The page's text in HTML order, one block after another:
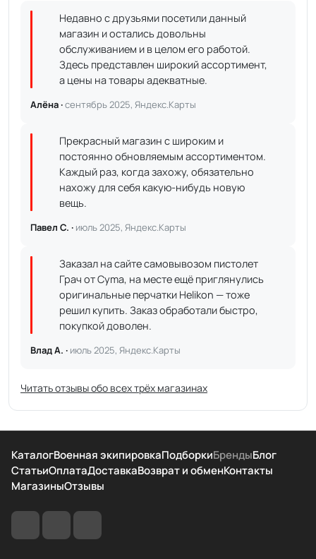
Недавно с друзьями посетили данный
магазин и остались довольны
обслуживанием и в целом его работой.
Здесь представлен широкий ассортимент,
а цены на товары адекватные.
Алёна ·сентябрь 2025, Яндекс.Карты
Прекрасный магазин с широким и
постоянно обновляемым ассортиментом.
Каждый раз, когда захожу, обязательно
нахожу для себя какую-нибудь новую
вещь.
Павел С. · июль 2025, Яндекс.Карты
Заказал на сайте самовывозом пистолет
Грач от Cyma, на месте ещё приглянулись
оригинальные перчатки Helikon — тоже
решил купить. Заказ обработали быстро,
покупкой доволен.
Влад А. · июль 2025, Яндекс.Карты
Читать отзывы обо всех трёх магазинах
КаталогВоенная экипировкаПодборкиБрендыБлог
СтатьиОплатаДоставкаВозврат и обменКонтакты
МагазиныОтзывы